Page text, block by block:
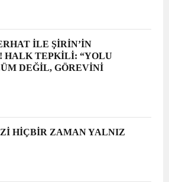
İLE ŞİRİN’İN
HALK TEPKİLİ: “YOLU
DEĞİL, GÖREVİNİ
HİÇBİR ZAMAN YALNIZ